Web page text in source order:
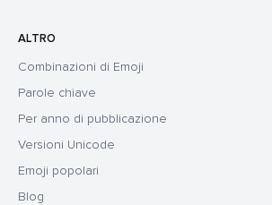
ALTRO
Combinazioni di Emoji
Parole chiave
Per anno di pubblicazione
Versioni Unicode
Emoji popolari
Blog